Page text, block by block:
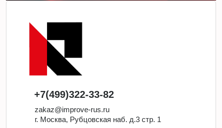
+7(499)322-33-82
zakaz@improve-rus.ru
г. Москва, Рубцовская наб. д.3 стр. 1